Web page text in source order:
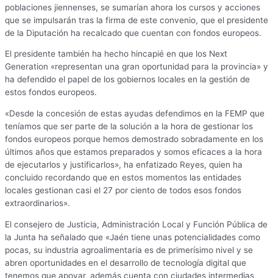
poblaciones jiennenses, se sumarían ahora los cursos y acciones
que se impulsarán tras la firma de este convenio, que el presidente
de la Diputación ha recalcado que cuentan con fondos europeos.
El presidente también ha hecho hincapié en que los Next
Generation «representan una gran oportunidad para la provincia» y
ha defendido el papel de los gobiernos locales en la gestión de
estos fondos europeos.
«Desde la concesión de estas ayudas defendimos en la FEMP que
teníamos que ser parte de la solución a la hora de gestionar los
fondos europeos porque hemos demostrado sobradamente en los
últimos años que estamos preparados y somos eficaces a la hora
de ejecutarlos y justificarlos», ha enfatizado Reyes, quien ha
concluido recordando que en estos momentos las entidades
locales gestionan casi el 27 por ciento de todos esos fondos
extraordinarios».
El consejero de Justicia, Administración Local y Función Pública de
la Junta ha señalado que «Jaén tiene unas potencialidades como
pocas, su industria agroalimentaria es de primerísimo nivel y se
abren oportunidades en el desarrollo de tecnología digital que
tenemos que apoyar, además cuenta con ciudades intermedias